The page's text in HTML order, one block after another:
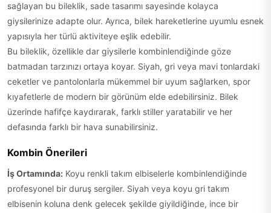
sağlayan bu bileklik, sade tasarımı sayesinde kolayca
giysilerinize adapte olur. Ayrıca, bilek hareketlerine uyumlu esnek
yapısıyla her türlü aktiviteye eşlik edebilir.
Bu bileklik, özellikle dar giysilerle kombinlendiğinde göze
batmadan tarzınızı ortaya koyar. Siyah, gri veya mavi tonlardaki
ceketler ve pantolonlarla mükemmel bir uyum sağlarken, spor
kıyafetlerle de modern bir görünüm elde edebilirsiniz. Bilek
üzerinde hafifçe kaydırarak, farklı stiller yaratabilir ve her
defasında farklı bir hava sunabilirsiniz.
Kombin Önerileri
İş Ortamında: Koyu renkli takım elbiselerle kombinlendiğinde
profesyonel bir duruş sergiler. Siyah veya koyu gri takım
elbisenin koluna denk gelecek şekilde giyildiğinde, ince bir